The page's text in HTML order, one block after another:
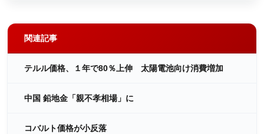
関連記事
テルル価格、１年で80％上伸 太陽電池向け消費増加
中国 鉛地金「親不孝相場」に
コバルト価格が小反落